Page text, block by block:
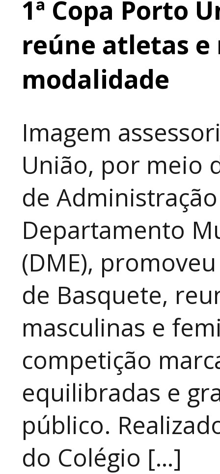
1ª Copa Porto
reúne atletas
modalidade
Imagem
União, por meio
de
Departamento
(DME),
de Basquete,
masculinas e
competição
equilibradas e
público.
do Colégio […]